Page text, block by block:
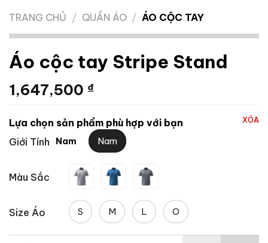
TRANG CHỦ / QUẦN ÁO / ÁO CỘC TAY
Áo cộc tay Stripe Stand
1,647,500 ₫
Lựa chọn sản phẩm phù hợp với bạn
Giới Tính
Nam Nam
Màu Sắc
Size Áo S M L O
XÓA